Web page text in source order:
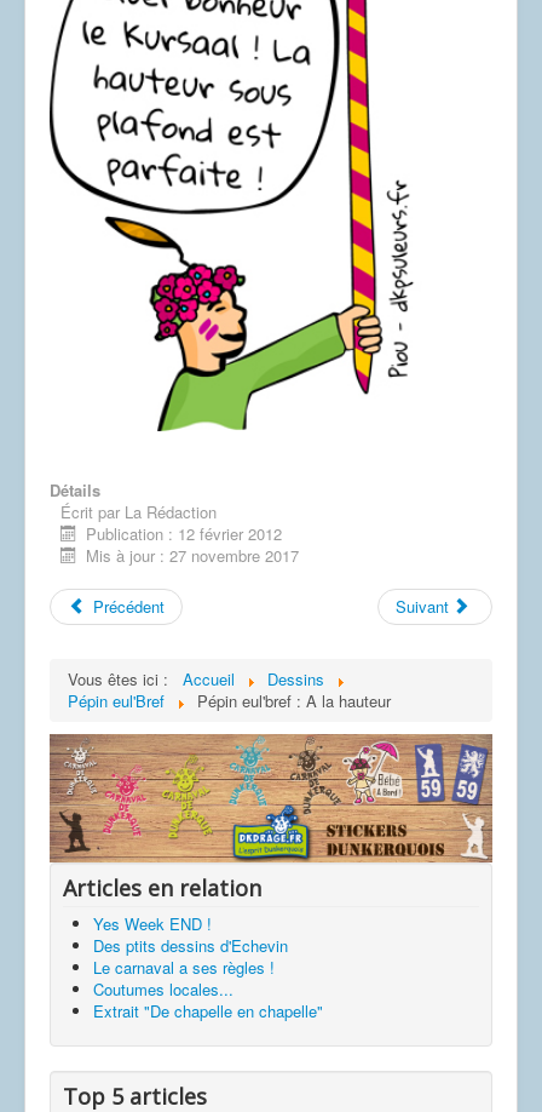
Dessins
Détails
Écrit par La Rédaction
Publication : 12 février 2012
Mis à jour : 27 novembre 2017
Précédent Suivant
Vous êtes ici : Accueil
Dessins
Pépin eul'Bref
Pépin eul'bref : A la hauteur
Articles en relation
Yes Week END !
Des ptits dessins d'Echevin
Le carnaval a ses règles !
Coutumes locales...
Extrait "De chapelle en chapelle"
Top 5 articles